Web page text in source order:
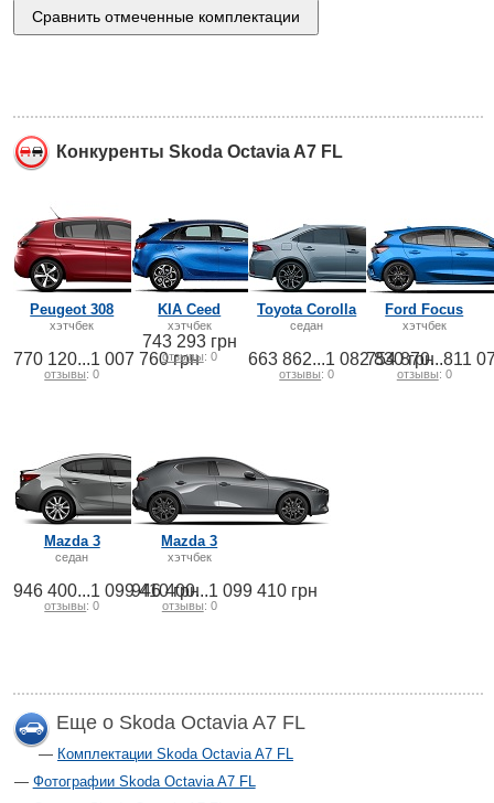
Конкуренты Skoda Octavia A7 FL
Peugeot 308
хэтчбек
770 120...1 007 760 грн
отзывы: 0
KIA Ceed
хэтчбек
743 293 грн
отзывы: 0
Toyota Corolla
седан
663 862...1 082 830 грн
отзывы: 0
Ford Focus
хэтчбек
754 870...811
отзывы: 0
Mazda 3
седан
946 400...1 099 410 грн
отзывы: 0
Mazda 3
хэтчбек
946 400...1 099 410 грн
отзывы: 0
Еще о Skoda Octavia A7 FL
Комплектации Skoda Octavia A7 FL
Фотографии Skoda Octavia A7 FL